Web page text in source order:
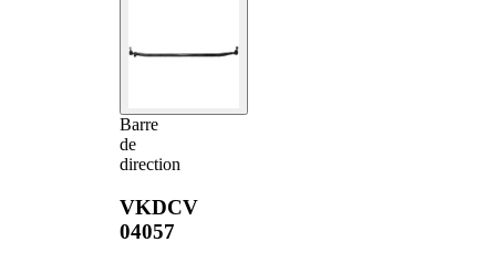
Barre
de
direction
VKDCV
04057